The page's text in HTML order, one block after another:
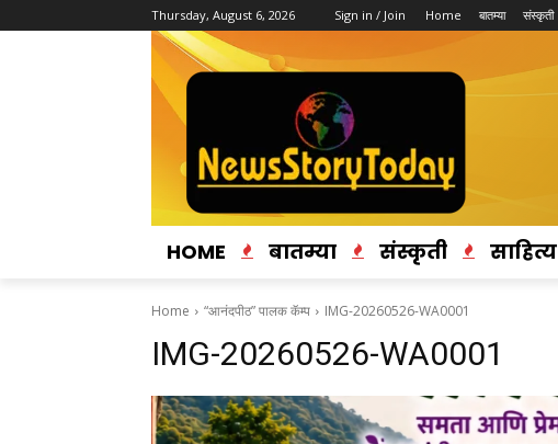
Thursday, August 6, 2026 Sign in / Join Home बातम्या संस्कृती
HOME बातम्या संस्कृती साहित्य
Home “आनंदपीठ” पालक कॅम्प IMG-20260526-WA0001
IMG-20260526-WA0001